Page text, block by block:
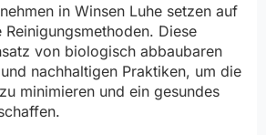
in Winsen Luhe setzen auf
Diese
von biologisch abbaubaren
nachhaltigen Praktiken, um die
minimieren und ein gesundes